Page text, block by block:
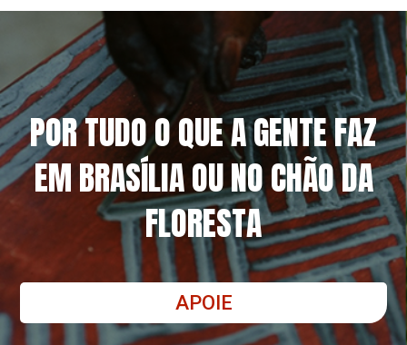
POR TUDO O QUE A GENTE FAZ
EM BRASÍLIA OU NO CHÃO DA
FLORESTA
APOIE